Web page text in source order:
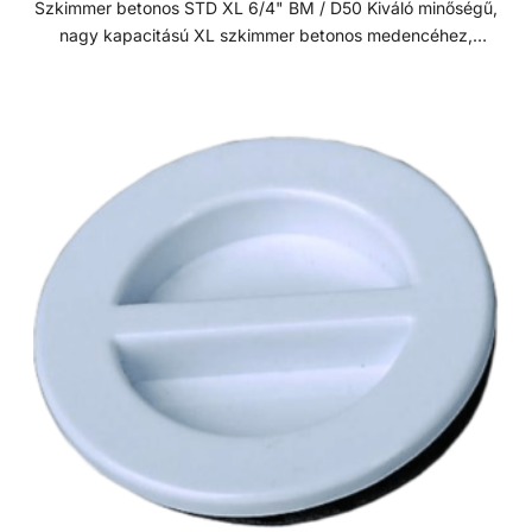
Szkimmer betonos STD XL 6/4" BM / D50 Kiváló minőségű,
nagy kapacitású XL szkimmer betonos medencéhez,
csatlakozás: D40 mm - Porszívó tányér - XL Szkimmer =
Normál szájnyílású szkimmer + 10 cm-es hosszított nyak -
Ajánlott teljesítmény: 5 - 7 m3/h Szkimmer A szkimmer
feladata a víz elszívása mellett a lebegő szennyeződések
(pl. falevelek, rovarok, stb.) kiszűrése a medencéből. A
szkimmer szűrőkosara gyűjti össze ezeket a
szennyeződéseket, emiatt érdemes azt hetente ellenőrizni.
Az optimális működés érdekében a medence vízszintjét a
szkimmer nyílás közepére állítsuk be. A szkimmer kosarába
helyezhetünk lassan oldódó vegyszereket, mint például
klór- vagy pelyhesítő tablettáka, így elkerülve az úszó
vegyszeradagoló használatát. A legtöbb szkimmer
kialakítása lehetővé teszi a medence porszívózását is. ABS
műanyag Az ABS (akrilnitril-butadién-sztirol) egy jó ütésálló